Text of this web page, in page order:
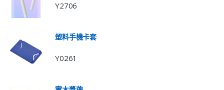
Y2706
塑料手機卡套
Y0261